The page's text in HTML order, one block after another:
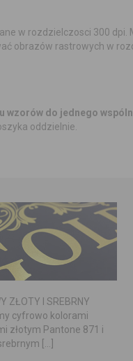
w rozdzielczosci 300
obrazów rastrowych w
wzorów do jednego
oddzielnie.
ZŁOTY I SREBRNY
cyfrowo kolorami
złotym Pantone 871 i
[...]